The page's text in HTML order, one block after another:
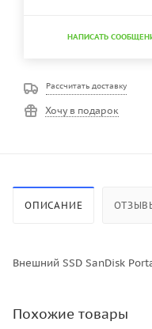
НАПИСАТЬ
Рассчитать доставку
Хочу в подарок
ОПИСАНИЕ
Внешний SSD SanDisk
Похожие товары